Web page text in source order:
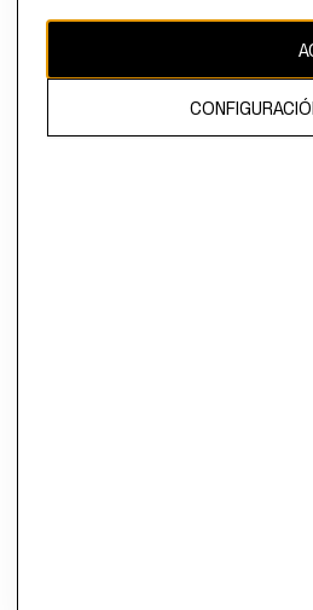
El contenido de esta página web está
propiedad de H&M Hennes & Mauritz